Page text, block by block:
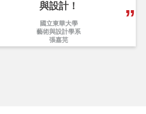
與設計！
國立東華大學
藝術與設計學系
張嘉芫